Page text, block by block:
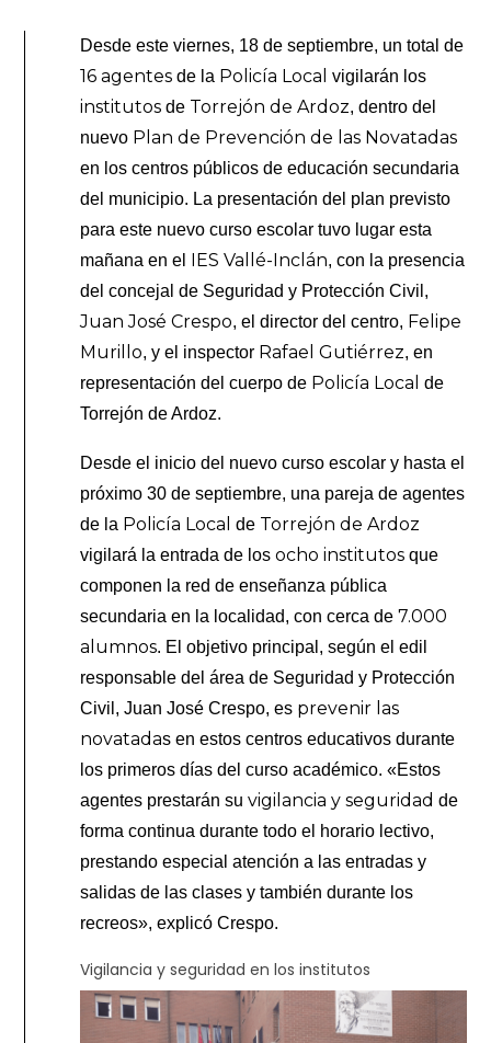
Desde este viernes, 18 de septiembre, un total de
16 agentes de la Policía Local vigilarán los
institutos de Torrejón de Ardoz, dentro del
nuevo Plan de Prevención de las Novatadas
en los centros públicos de educación secundaria
del municipio. La presentación del plan previsto
para este nuevo curso escolar tuvo lugar esta
mañana en el IES Vallé-Inclán, con la presencia
del concejal de Seguridad y Protección Civil,
Juan José Crespo, el director del centro, Felipe
Murillo, y el inspector Rafael Gutiérrez, en
representación del cuerpo de Policía Local de
Torrejón de Ardoz.
Desde el inicio del nuevo curso escolar y hasta el
próximo 30 de septiembre, una pareja de agentes
de la Policía Local de Torrejón de Ardoz
vigilará la entrada de los ocho institutos que
componen la red de enseñanza pública
secundaria en la localidad, con cerca de 7.000
alumnos. El objetivo principal, según el edil
responsable del área de Seguridad y Protección
Civil, Juan José Crespo, es prevenir las
novatadas en estos centros educativos durante
los primeros días del curso académico. «Estos
agentes prestarán suvigilancia y seguridad de
forma continua durante todo el horario lectivo,
prestando especial atención a las entradas y
salidas de las clases y también durante los
recreos», explicó Crespo.
Vigilancia y seguridad en los institutos